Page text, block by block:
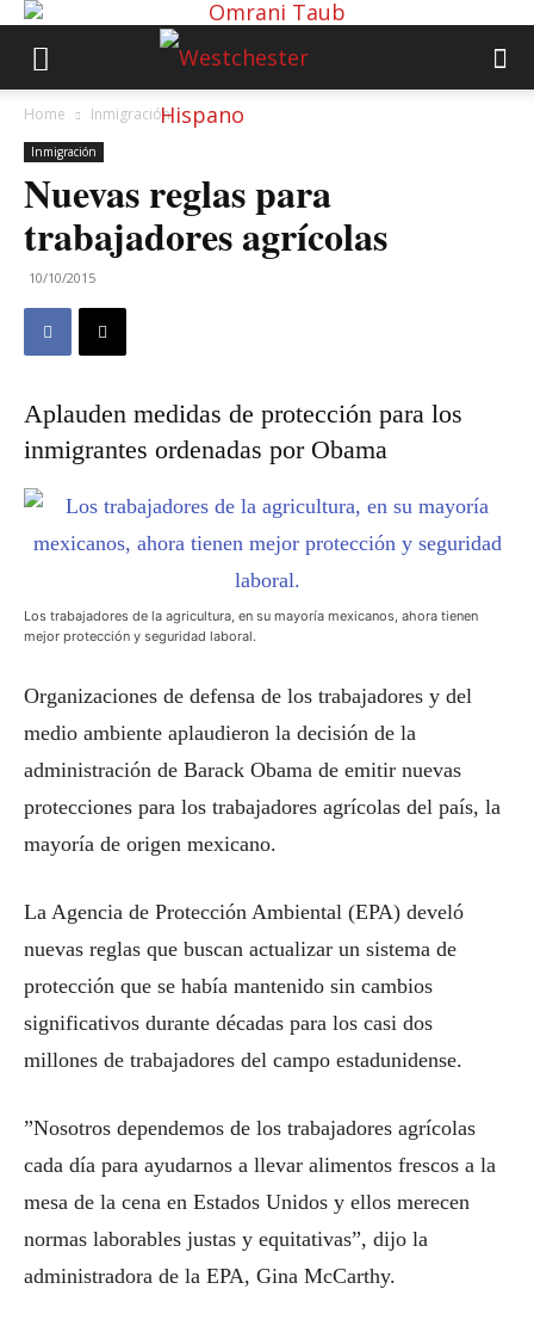
Home Inmigración
Inmigración
Nuevas reglas para
trabajadores agrícolas
10/10/2015
Aplauden medidas de protección para los
inmigrantes ordenadas por Obama
Los trabajadores de la agricultura, en su mayoría mexicanos, ahora tienen
mejor protección y seguridad laboral.
Organizaciones de defensa de los trabajadores y del
medio ambiente aplaudieron la decisión de la
administración de Barack Obama de emitir nuevas
protecciones para los trabajadores agrícolas del país, la
mayoría de origen mexicano.
La Agencia de Protección Ambiental (EPA) develó
nuevas reglas que buscan actualizar un sistema de
protección que se había mantenido sin cambios
significativos durante décadas para los casi dos
millones de trabajadores del campo estadunidense.
”Nosotros dependemos de los trabajadores agrícolas
cada día para ayudarnos a llevar alimentos frescos a la
mesa de la cena en Estados Unidos y ellos merecen
normas laborables justas y equitativas”, dijo la
administradora de la EPA, Gina McCarthy.